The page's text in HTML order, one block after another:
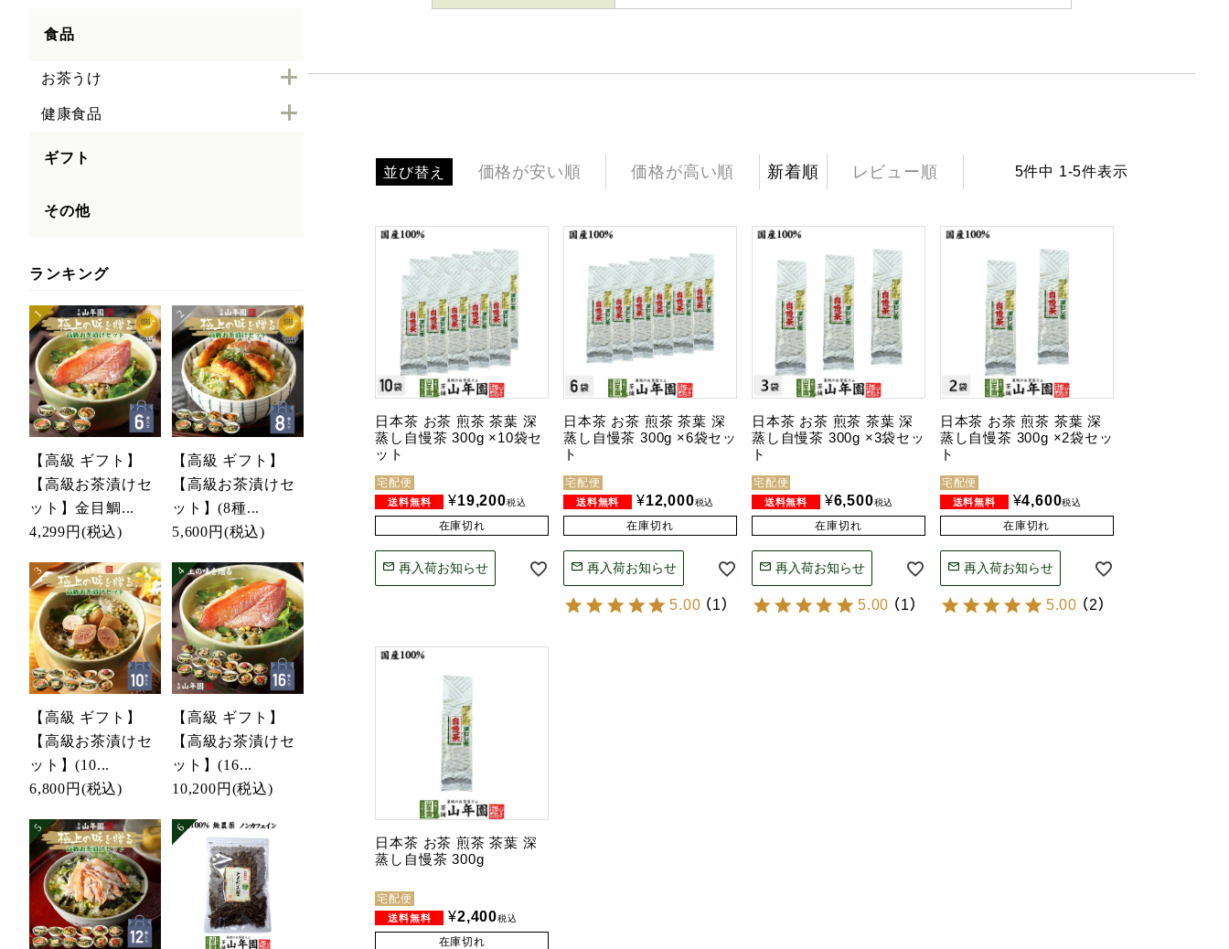
食品
お茶うけ
健康食品
ギフト
その他
ランキング
【高級 ギフト】
【高級お茶漬けセ
ット】金目鯛...
4,299円 (税込)
【高級 ギフト】
【高級お茶漬けセ
ット】(8種...
5,600円 (税込)
【高級 ギフト】
【高級お茶漬けセ
ット】(10...
6,800円 (税込)
【高級 ギフト】
【高級お茶漬けセ
ット】(16...
10,200円 (税込)
並び替え 価格が安い順 価格が高い順 新着順 レビュー順 5件中 1-5件表示
日本茶 お茶 煎茶 茶葉 深
蒸し自慢茶 300g ×10袋セ
ット
宅配便
¥19,200税込
在庫切れ
再入荷お知らせ
日本茶 お茶 煎茶 茶葉 深
蒸し自慢茶 300g ×6袋セッ
ト
宅配便
¥12,000税込
在庫切れ
再入荷お知らせ
5.00 （1）
日本茶 お茶 煎茶 茶葉 深
蒸し自慢茶 300g ×3袋セッ
ト
宅配便
¥6,500税込
在庫切れ
再入荷お知らせ
5.00 （1）
日本茶 お茶 煎茶 茶葉 深
蒸し自慢茶 300g ×2袋セッ
ト
宅配便
¥4,600税込
在庫切れ
再入荷お知らせ
5.00 （2）
日本茶 お茶 煎茶 茶葉 深
蒸し自慢茶 300g
宅配便
¥2,400税込
在庫切れ